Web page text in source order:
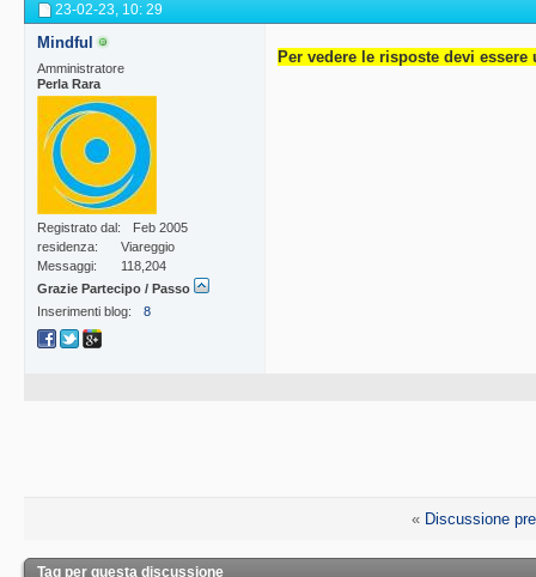
23-02-23, 10: 29
Mindful
Amministratore
Perla Rara
Registrato dal
Feb 2005
residenza
Viareggio
Messaggi
118,204
Grazie Partecipo / Passo
Inserimenti blog
8
Per vedere le risposte devi
« Discussione
Tag per questa discussione